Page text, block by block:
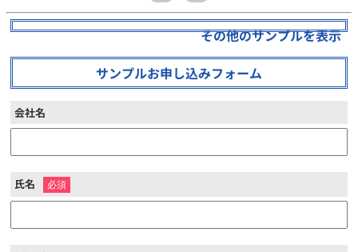
その他のサンプルを表示
サンプルお申し込みフォーム
会社名
氏名 ※